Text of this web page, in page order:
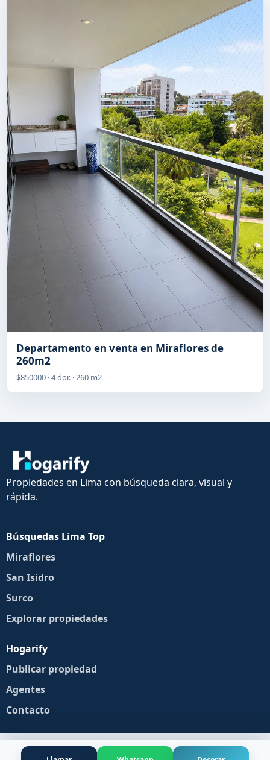
Departamento en venta en Miraflores de
260m2
$850000 · 4 dor. · 260 m2
Propiedades en Lima con búsqueda clara, visual y
rápida.
Búsquedas Lima Top
Miraflores
San Isidro
Surco
Explorar propiedades
Hogarify
Publicar propiedad
Agentes
Contacto